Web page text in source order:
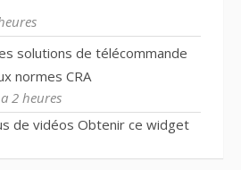
solutions de télécommande
normes CRA
2 heures
de vidéos Obtenir ce widget